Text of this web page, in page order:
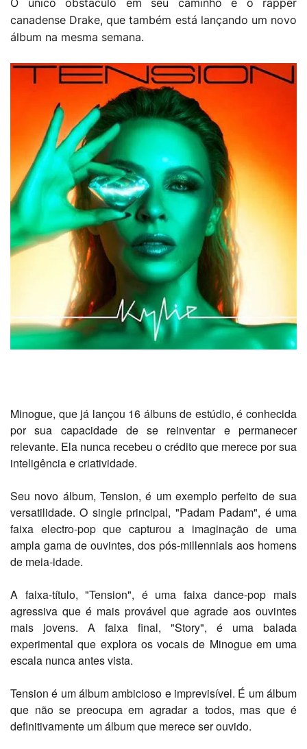
O único obstáculo em seu caminho é o rapper
canadense Drake, que também está lançando um novo
álbum na mesma semana.
Minogue, que já lançou 16 álbuns de estúdio, é conhecida
por sua capacidade de se reinventar e permanecer
relevante. Ela nunca recebeu o crédito que merece por sua
inteligência e criatividade.
Seu novo álbum, Tension, é um exemplo perfeito de sua
versatilidade. O single principal, "Padam Padam", é uma
faixa electro-pop que capturou a imaginação de uma
ampla gama de ouvintes, dos pós-millennials aos homens
de meia-idade.
A faixa-título, "Tension", é uma faixa dance-pop mais
agressiva que é mais provável que agrade aos ouvintes
mais jovens. A faixa final, "Story", é uma balada
experimental que explora os vocais de Minogue em uma
escala nunca antes vista.
Tension é um álbum ambicioso e imprevisível. É um álbum
que não se preocupa em agradar a todos, mas que é
definitivamente um álbum que merece ser ouvido.